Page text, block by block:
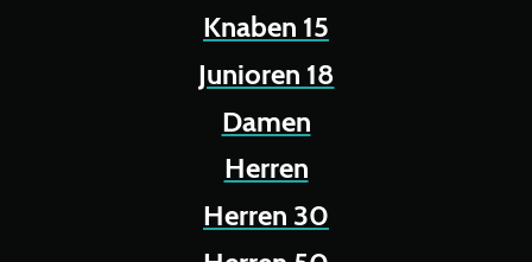
Knaben 15
Junioren 18
Damen
Herren
Herren 30